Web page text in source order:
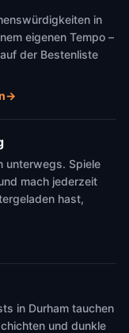
in
eigenen Tempo –
der Bestenliste
→
unterwegs. Spiele
mach jederzeit
hast,
in Durham tauchen
und dunkle